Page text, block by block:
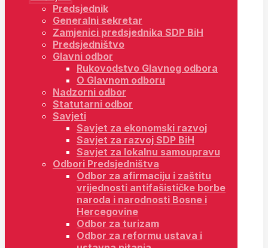
Predsjednik
Generalni sekretar
Zamjenici predsjednika SDP BiH
Predsjedništvo
Glavni odbor
Rukovodstvo Glavnog odbora
O Glavnom odboru
Nadzorni odbor
Statutarni odbor
Savjeti
Savjet za ekonomski razvoj
Savjet za razvoj SDP BiH
Savjet za lokalnu samoupravu
Odbori Predsjedništva
Odbor za afirmaciju i zaštitu
vrijednosti antifašističke borbe
naroda i narodnosti Bosne i
Hercegovine
Odbor za turizam
Odbor za reformu ustava i